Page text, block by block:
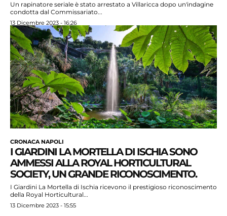
Un rapinatore seriale è stato arrestato a Villaricca dopo un'indagine
condotta dal Commissariato...
13 Dicembre 2023 - 16:26
CRONACA NAPOLI
I GIARDINI LA MORTELLA DI ISCHIA SONO
AMMESSI ALLA ROYAL HORTICULTURAL
SOCIETY, UN GRANDE RICONOSCIMENTO.
I Giardini La Mortella di Ischia ricevono il prestigioso riconoscimento
della Royal Horticultural...
13 Dicembre 2023 - 15:55